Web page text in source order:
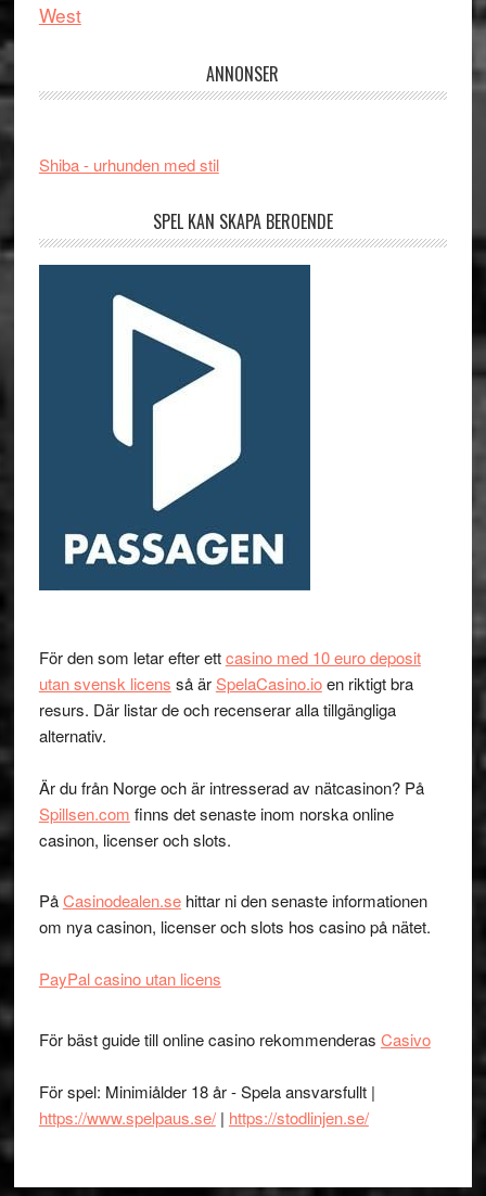
West
ANNONSER
Shiba - urhunden med stil
SPEL KAN SKAPA BEROENDE
För den som letar efter ettcasino med 10 euro deposit
utan svensk licens så ärSpelaCasino.ioen riktigt bra
resurs. Där listar de och recenserar alla tillgängliga
alternativ.
Är du från Norge och är intresserad av nätcasinon? På
Spillsen.com finns det senaste inom norska online
casinon, licenser och slots.
PåCasinodealen.sehittar ni den senaste informationen
om nya casinon, licenser och slots hos casino på nätet.
PayPal casino utan licens
För bäst guide till online casino rekommenderas Casivo
För spel: Minimiålder 18 år - Spela ansvarsfullt |
https://www.spelpaus.se/| https://stodlinjen.se/